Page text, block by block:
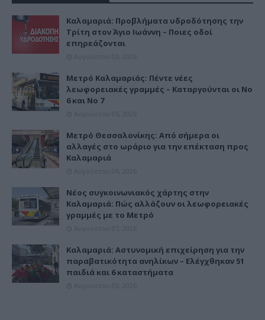
Καλαμαριά: Προβλήματα υδροδότησης την
Τρίτη στον Άγιο Ιωάννη – Ποιες οδοί
επηρεάζονται
Μετρό Καλαμαριάς: Πέντε νέες
λεωφορειακές γραμμές – Καταργούνται οι Νο
6 και Νο 7
Μετρό Θεσσαλονίκης: Από σήμερα οι
αλλαγές στο ωράριο για την επέκταση προς
Καλαμαριά
Νέος συγκοινωνιακός χάρτης στην
Καλαμαριά: Πώς αλλάζουν οι λεωφορειακές
γραμμές με το Μετρό
Καλαμαριά: Αστυνομική επιχείρηση για την
παραβατικότητα ανηλίκων – Ελέγχθηκαν 51
παιδιά και 6 καταστήματα